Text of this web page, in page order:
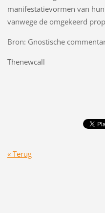
manifestatievormen van
vanwege de omgekeerd
Bron: Gnostische
Thenewcall
« Terug